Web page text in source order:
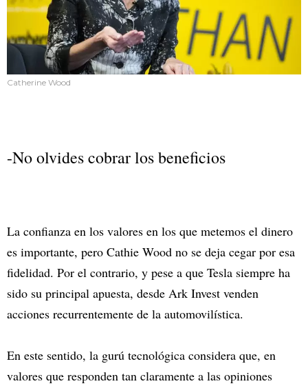
Catherine Wood
-No olvides cobrar los beneficios
La confianza en los valores en los que metemos el dinero
es importante, pero Cathie Wood no se deja cegar por esa
fidelidad. Por el contrario, y pese a que Tesla siempre ha
sido su principal apuesta, desde Ark Invest venden
acciones recurrentemente de la automovilística.
En este sentido, la gurú tecnológica considera que, en
valores que responden tan claramente a las opiniones